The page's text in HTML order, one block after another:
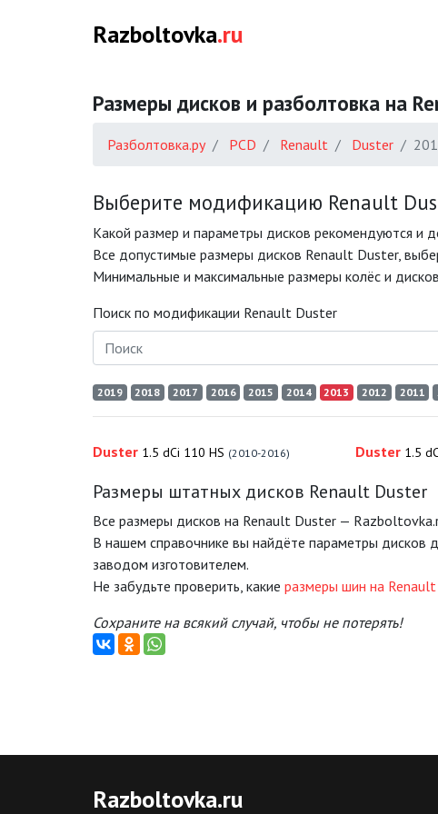
Razboltovka.ru
Размеры дисков и разболтовка на
Разболтовка.ру PCD Renault Duster
Выберите модификацию Renault
Какой размер и параметры дисков рекомендуются и
Все допустимые размеры дисков Renault Duster,
Минимальные и максимальные размеры колёс и
Поиск по модификации Renault Duster
2019 2018 2017 2016 2015 2014 2013 2012 2011
Duster 1.5 dCi 110 HS (2010-2016) Duster 1.5
Размеры штатных дисков Renault Duster
Все размеры дисков на Renault Duster —
В нашем справочнике вы найдёте параметры дисков
заводом изготовителем.
Не забудьте проверить, какие размеры шин на
Сохраните на всякий случай, чтобы не потерять!
Razboltovka.ru